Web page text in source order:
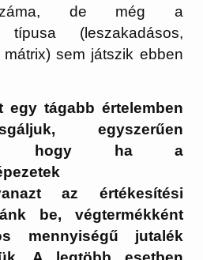
száma, de még a
típusa (leszakadásos,
sem játszik ebben
egy tágabb értelemben
egyszerűen
hogy ha a
az értékesítési
be, végtermékként
mennyiségű jutalék